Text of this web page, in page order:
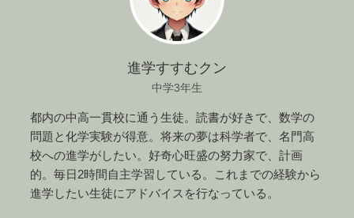
進学すすむクン
中学3年生
都内の中高一貫校に通う生徒。読書が好きで、数学の
問題と化学実験が得意。将来の夢は科学者で、名門高
校への進学がしたい。好奇心旺盛の努力家で、計画
的。毎日2時間自主学習している。これまでの経験から
進学したい生徒にアドバイスを行なっている。